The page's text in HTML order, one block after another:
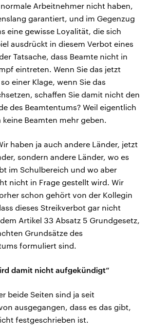
Arbeitnehmer nicht haben,
garantiert, und im Gegenzug
eine gewisse Loyalität, die sich
ausdrückt in diesem Verbot eines
Tatsache, dass Beamte nicht in
eintreten. Wenn Sie das jetzt
einer Klage, wenn Sie das
schaffen Sie damit nicht den
des Beamtentums? Weil eigentlich
keine Beamten mehr geben.
haben ja auch andere Länder, jetzt
sondern andere Länder, wo es
im Schulbereich und wo aber
nicht in Frage gestellt wird. Wir
schon gehört von der Kollegin
dieses Streikverbot gar nicht
Artikel 33 Absatz 5 Grundgesetz,
Grundsätze des
formuliert sind.
damit nicht aufgekündigt“
beide Seiten sind ja seit
ausgegangen, dass es das gibt,
festgeschrieben ist.